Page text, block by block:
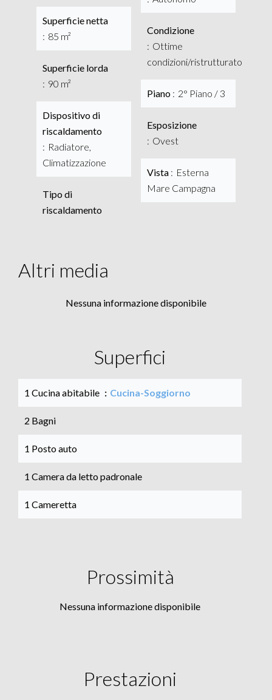
Superficie netta
85 m²
Superficie lorda
90 m²
Dispositivo di
riscaldamento
Radiatore,
Climatizzazione
Tipo di
riscaldamento
Condizione
Ottime
condizioni/ristrutturato
Piano 2° Piano / 3
Esposizione
Ovest
Vista
Esterna
Mare Campagna
Altri media
Nessuna informazione disponibile
Superfici
1 Cucina abitabile Cucina-Soggiorno
2 Bagni
1 Posto auto
1 Camera da letto padronale
1 Cameretta
Prossimità
Nessuna informazione disponibile
Prestazioni